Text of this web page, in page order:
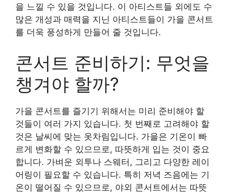
을 느낄 수 있을 것입니다. 이 아티스트들 외에도 수
많은 개성과 매력을 지닌 아티스트들이 가을 콘서트
를 더욱 풍성하게 만들어 줄 것입니다.
콘서트 준비하기: 무엇을
챙겨야 할까?
가을 콘서트를 즐기기 위해서는 미리 준비해야 할
것들이 여러 가지 있습니다. 첫 번째로 고려해야 할
것은 날씨에 맞는 옷차림입니다. 가을은 기온이 빠
르게 변화할 수 있으므로, 따뜻하게 입는 것이 중요
합니다. 가벼운 외투나 스웨터, 그리고 다양한 레이
어링이 필요할 수 있습니다. 특히 저녁 즈음에는 기
온이 떨어질 수 있으므로, 야외 콘서트에서는 따뜻